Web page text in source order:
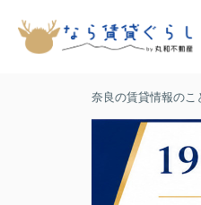
奈良の賃貸情報のこ